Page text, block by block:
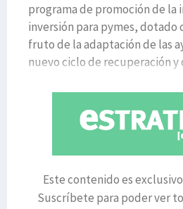
programa de promoción de la
inversión para pymes, dotado
fruto de la adaptación de las
nuevo ciclo de recuperación y
Este contenido es
Suscríbete para poder ver